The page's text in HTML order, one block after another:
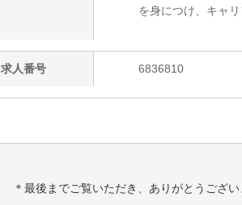
を身につけ、キャ
求人番号 6836810
＊最後までご覧いただき、ありがとうござい